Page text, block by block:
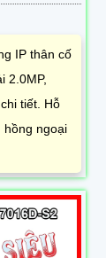
IP thân cố
2.0MP,
tiết. Hỗ
hồng ngoại